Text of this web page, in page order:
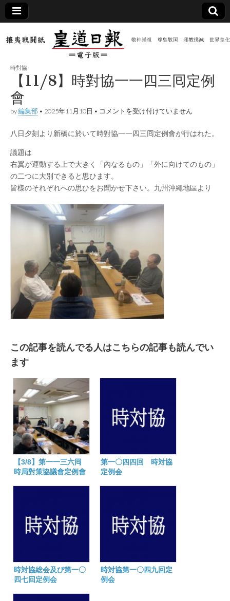
皇道
日報
（防
共新
聞）
電子
版
敬神
尊皇
｜昭
和八
年創
刊
皇道
実
攘夷
戦闘
紙
時對協
【11/8】時對協一一四三囘定例
會
by編集部 • 2025年11月10日 • 【11/8】
協
四
三
囘
定
例
は
コメントを受け付けていません
八日夕刻より新橋に於いて時對協一一四三囘定例會が行はれた。
議題は
右翼が運動する上で大きく「內なるもの」「外に向けてのもの」
の二つに大別できると思ひます。
皆樣のそれぞれへの思ひをお聞かせ下さい。九州沖繩地區より
この記事を読んでる人はこちらの記事も読んでい
ます
【3/8】第一一三六囘
時局對策協議會定例會
第一〇四四回 時対協
定例会
時対協総会及び第一〇
四七回定例会
時対協第一〇四九回定
例会